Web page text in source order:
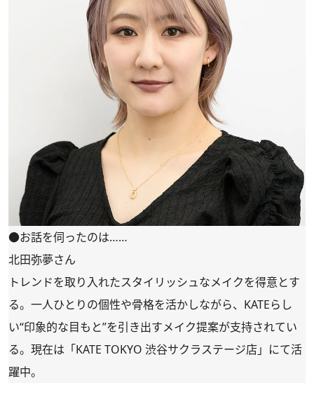
●お話を伺ったのは……
北田弥夢さん
トレンドを取り入れたスタイリッシュなメイクを得意とす
る。一人ひとりの個性や骨格を活かしながら、KATEらし
い“印象的な目もと”を引き出すメイク提案が支持されてい
る。現在は「KATE TOKYO 渋谷サクラステージ店」にて活
躍中。